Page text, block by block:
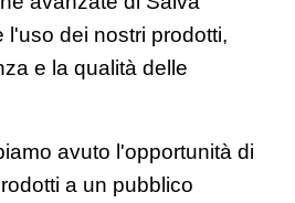
l'uso dei nostri prodotti,
e la qualità delle
avuto l'opportunità di
a un pubblico